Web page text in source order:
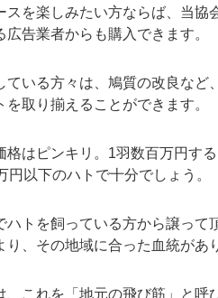
スを楽しみたい方ならば、当
告業者からも購入できます。
ている方々は、鳩質の改良な
を取り揃えることができます。
格はピンキリ。1羽数百万円す
円以下のハトで十分でしょう。
ハトを飼っている方から譲っ
、その地域に合った血統があ
、これを「地元の飛び筋」と